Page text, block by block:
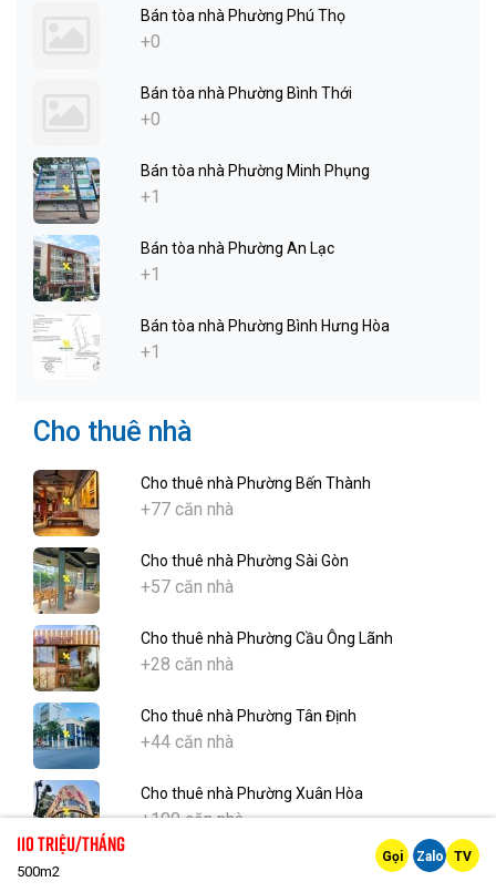
Bán tòa nhà Phường Phú Thọ
+0
Bán tòa nhà Phường Bình Thới
+0
Bán tòa nhà Phường Minh Phụng
+1
Bán tòa nhà Phường An Lạc
+1
Bán tòa nhà Phường Bình Hưng Hòa
+1
Cho thuê nhà
Cho thuê nhà Phường Bến Thành
+77 căn nhà
Cho thuê nhà Phường Sài Gòn
+57 căn nhà
Cho thuê nhà Phường Cầu Ông Lãnh
+28 căn nhà
Cho thuê nhà Phường Tân Định
+44 căn nhà
Cho thuê nhà Phường Xuân Hòa
+100 căn nhà
110 triệu/tháng
500m2
Gọi Zalo TV